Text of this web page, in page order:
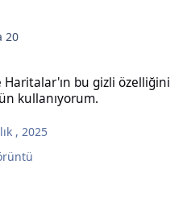
20
Haritalar'ın bu gizli özelliğini
kullanıyorum.
, 2025